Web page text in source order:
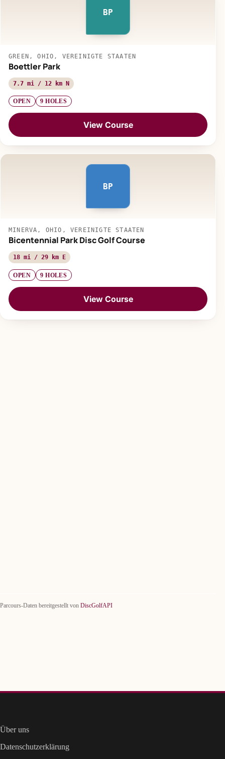
BP
GREEN, OHIO, VEREINIGTE STAATEN
Boettler Park
7.7 mi / 12 km N
OPEN 9 HOLES
View Course
BP
MINERVA, OHIO, VEREINIGTE STAATEN
Bicentennial Park Disc Golf Course
18 mi / 29 km E
OPEN 9 HOLES
View Course
Parcours-Daten bereitgestellt von DiscGolfAPI
Über uns
Datenschutzerklärung